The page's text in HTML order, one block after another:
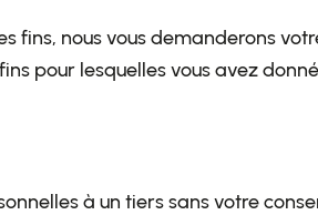
fins, nous vous demanderons
pour lesquelles vous avez
à un tiers sans votre